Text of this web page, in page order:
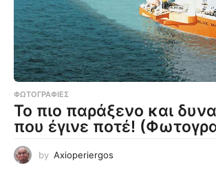
ΦΩΤΟΓΡΑΦΊΕΣ
Το πιο παράξενο και
που έγινε ποτέ!
by Axioperiergos